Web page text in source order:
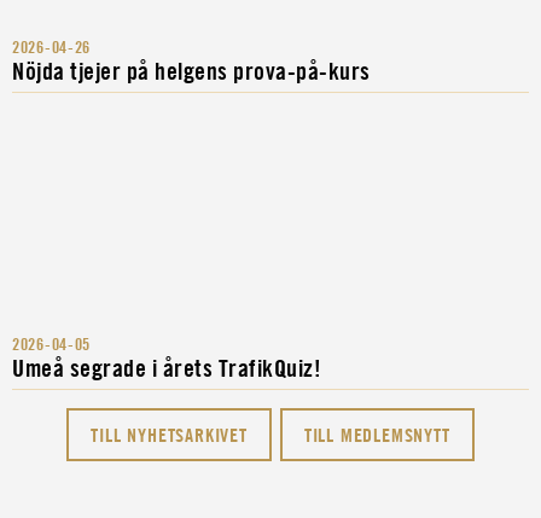
2026-04-26
Nöjda tjejer på helgens prova-på-kurs
2026-04-05
Umeå segrade i årets TrafikQuiz!
TILL NYHETSARKIVET TILL MEDLEMSNYTT